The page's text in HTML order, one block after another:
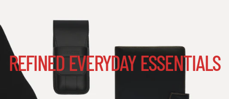
REFINED EVERYDAY ESSENTIALS